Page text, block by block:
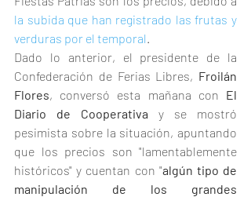
la subida que han registrado las frutas y
verduras por el temporal.
Dado lo anterior, el presidente de la
Confederación de Ferias Libres, Froilán
Flores, conversó esta mañana con El
Diario de Cooperativa y se mostró
pesimista sobre la situación, apuntando
que los precios son "lamentablemente
históricos" y cuentan con "algún tipo de
manipulación de los grandes